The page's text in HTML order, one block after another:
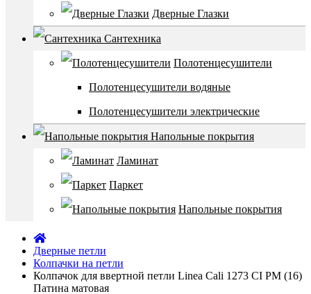
Дверные Глазки
Сантехника
Полотенцесушители
Полотенцесушители водяные
Полотенцесушители электрические
Напольные покрытия
Ламинат
Паркет
Напольные покрытия
Дверные петли
Колпачки на петли
Колпачок для ввертной петли Linea Cali 1273 CI PM (16)
Патина матовая